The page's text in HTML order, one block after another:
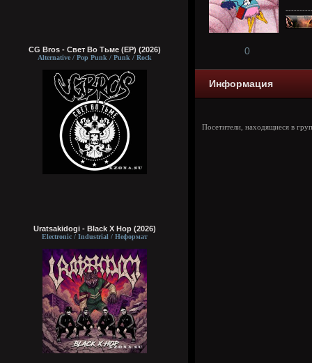
CG Bros - Свет Во Тьме (EP) (2026)
Alternative / Pop Punk / Punk / Rock
Uratsakidogi - Black X Hop (2026)
Electronic / Industrial / Неформат
0
Информация
Посетители, находящиеся в